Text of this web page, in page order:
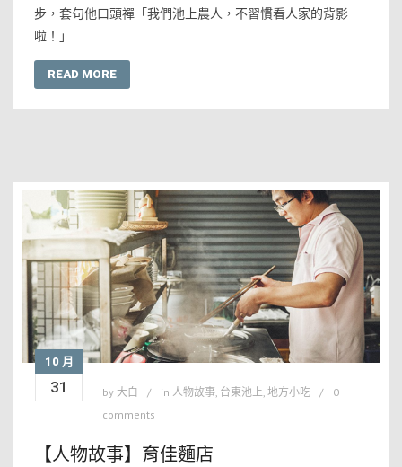
步，套句他口頭禪「我們池上農人，不習慣看人家的背影
啦！」
READ MORE
10 月
31 by 大白 in 人物故事, 台東池上, 地方小吃
0
comments
【人物故事】育佳麵店